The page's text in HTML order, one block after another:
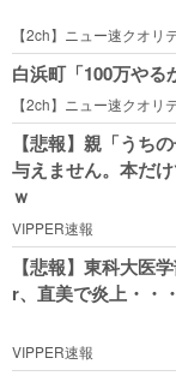
【2ch】ニュー速クオリ
白浜町「100万やる
【2ch】ニュー速クオリ
【悲報】親「うち
与えません。本だ
ｗ
VIPPER速報
【悲報】東科大医
r、直美で炎上・・・
VIPPER速報